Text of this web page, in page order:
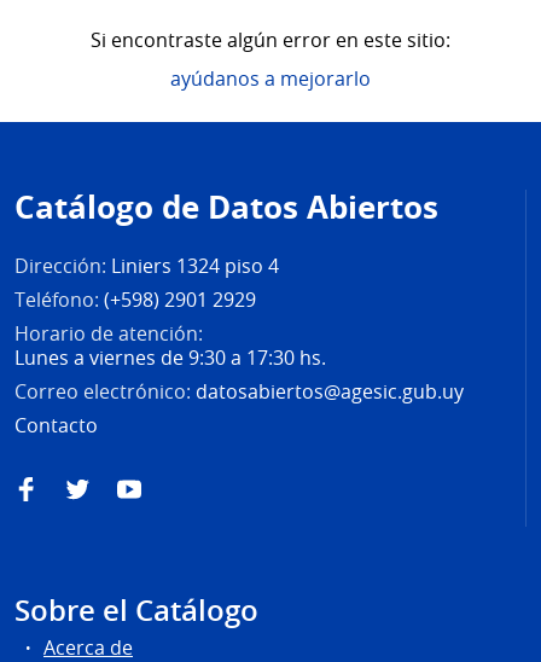
Si encontraste algún error en este sitio:
ayúdanos a mejorarlo
de
página
Catálogo de Datos Abiertos
Dirección: Liniers 1324 piso 4
Teléfono: (+598) 2901 2929
Horario de atención:
Lunes a viernes de 9:30 a 17:30 hs.
Correo electrónico: datosabiertos@agesic.gub.uy
Contacto
FacebookTwitterYouTube
Sobre el Catálogo
Acerca de